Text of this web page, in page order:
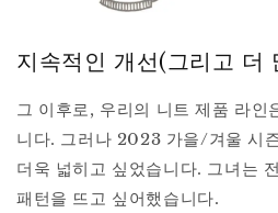
지속적인 개선(그리고 더
그 이후로, 우리의 니트 제품 라인
니다. 그러나 2023 가을/겨울 시
더욱 넓히고 싶었습니다. 그녀는
패턴을 뜨고 싶어했습니다.